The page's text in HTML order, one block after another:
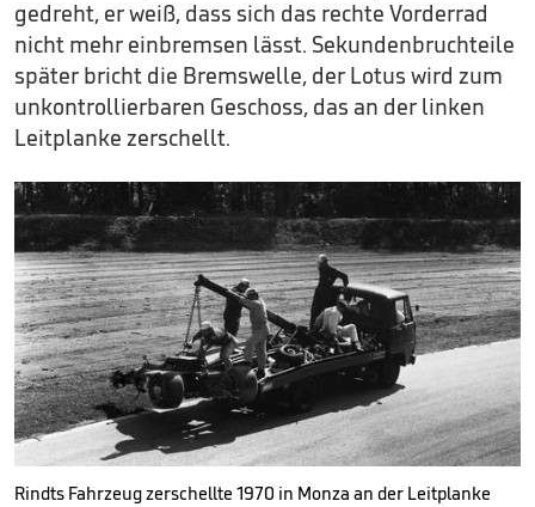
gedreht, er weiß, dass sich das rechte Vorderrad
nicht mehr einbremsen lässt. Sekundenbruchteile
später bricht die Bremswelle, der Lotus wird zum
unkontrollierbaren Geschoss, das an der linken
Leitplanke zerschellt.
Rindts Fahrzeug zerschellte 1970 in Monza an der Leitplanke